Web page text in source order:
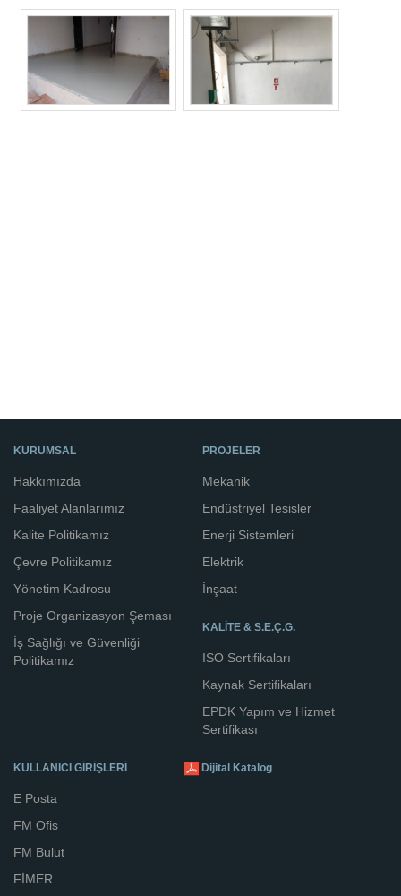
KURUMSAL
Hakkımızda
Faaliyet Alanlarımız
Kalite Politikamız
Çevre Politikamız
Yönetim Kadrosu
Proje Organizasyon Şeması
İş Sağlığı ve Güvenliği
Politikamız
PROJELER
Mekanik
Endüstriyel Tesisler
Enerji Sistemleri
Elektrik
İnşaat
KALİTE & S.E.Ç.G.
ISO Sertifikaları
Kaynak Sertifikaları
EPDK Yapım ve Hizmet
Sertifikası
KULLANICI GİRİŞLERİ
E Posta
FM Ofis
FM Bulut
FİMER
Dijital Katalog